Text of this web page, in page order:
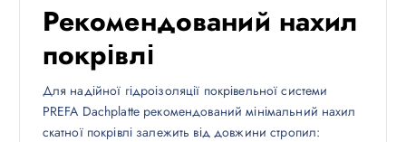
Рекомендований нахил
покрівлі
Для надійної гідроізоляції покрівельної системи
PREFA Dachplatte рекомендований мінімальний нахил
скатної покрівлі залежить від довжини стропил: